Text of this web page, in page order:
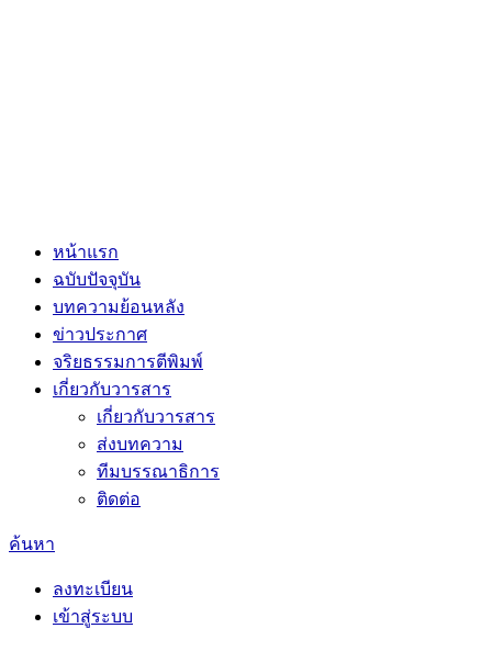
หน้าแรก
ฉบับปัจจุบัน
บทความย้อนหลัง
ข่าวประกาศ
จริยธรรมการตีพิมพ์
เกี่ยวกับวารสาร
เกี่ยวกับวารสาร
ส่งบทความ
ทีมบรรณาธิการ
ติดต่อ
ค้นหา
ลงทะเบียน
เข้าสู่ระบบ